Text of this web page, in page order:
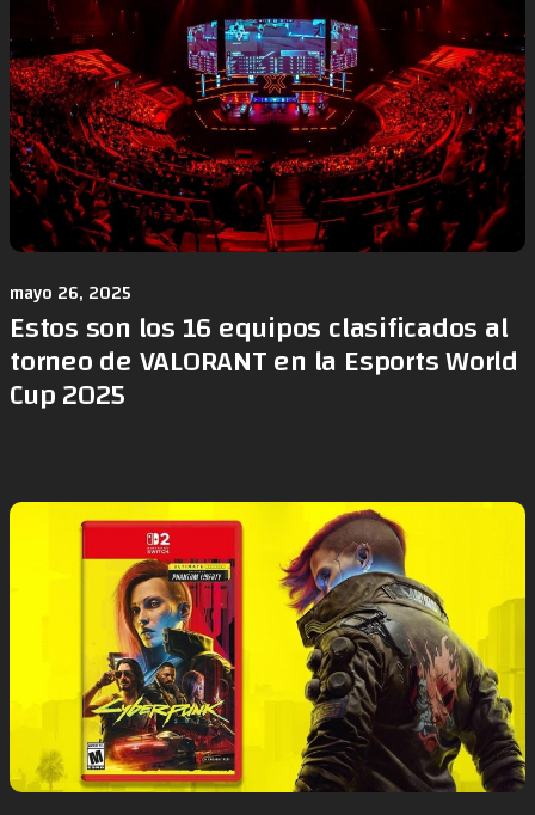
mayo 26, 2025
Estos son los 16 equipos clasificados al
torneo de VALORANT en la Esports World
Cup 2025